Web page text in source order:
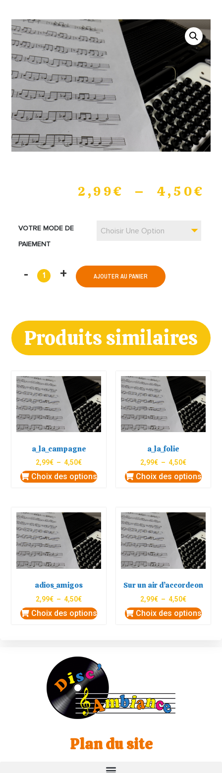
2,99€ – 4,50€
VOTRE MODE DE
PAIEMENT
Choisir Une Option
AJOUTER AU PANIER
Produits similaires
a_la_campagne
2,99€ – 4,50€
Choix des options
a_la_folie
2,99€ – 4,50€
Choix des options
adios_amigos
2,99€ – 4,50€
Choix des options
Sur un air d’accordeon
2,99€ – 4,50€
Choix des options
Plan du site